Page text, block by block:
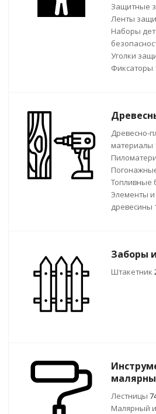
Защитные
Ленты
Наборы
Уголки
Фиксаторы
Древесно-
материалы
Топливные
Элементы и
древесины
Заборы
Штакетник
Лестницы
Малярный